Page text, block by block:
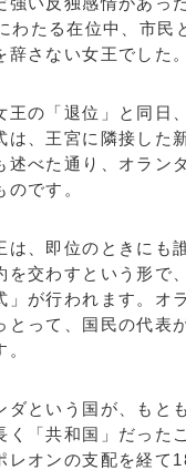
わたる在位中、市
さない女王でした。
の「退位」と同日
は、王宮に隣接した
述べた通り、オラン
です。
、即位のときにも
を交わすという形で
」が行われます。オ
とって、国民の代表
という国が、もと
く「共和国」だった
レオンの支配を経て